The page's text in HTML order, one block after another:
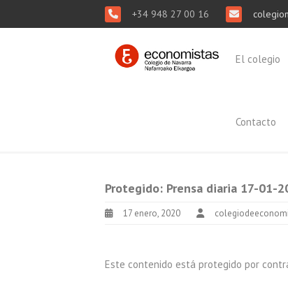
+34 948 27 00 16
El colegio
Contacto
Protegido: Prensa diaria 17-01-
17 enero, 2020
Este contenido está protegido por